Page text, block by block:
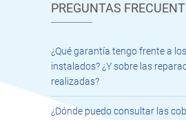
PREGUNTAS
¿Qué garantía tengo frente a
instalados? ¿Y sobre las
realizadas?
¿Dónde puedo consultar las